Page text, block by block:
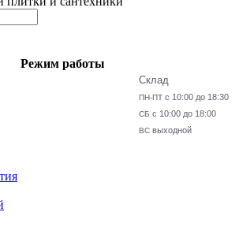
Режим работы
Склад
ПН-ПТ с 10:00 до 18:30
СБ с 10:00 до 18:00
ВС выходной